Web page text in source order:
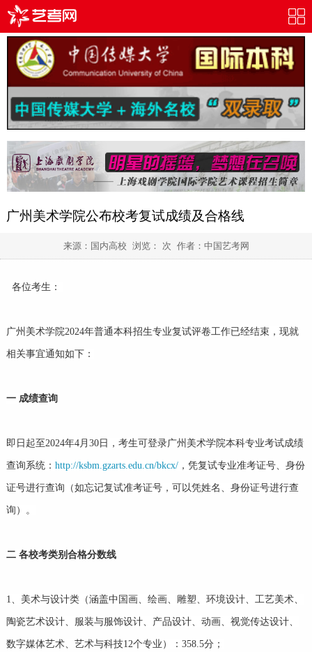
广州美术学院公布校考复试成绩及合格线
来源：国内高校 浏览： 次 作者： 中国艺考网
各位考生：
广州美术学院2024年普通本科招生专业复试评卷工作已经结束，现就
相关事宜通知如下：
一 成绩查询
即日起至2024年4月30日，考生可登录广州美术学院本科专业考试成绩
查询系统： http://ksbm.gzarts.edu.cn/bkcx/，凭复试专业准考证号、身份
证号进行查询（如忘记复试准考证号，可以凭姓名、身份证号进行查
询）。
二 各校考类别合格分数线
1、美术与设计类（涵盖中国画、绘画、雕塑、环境设计、工艺美术、
陶瓷艺术设计、服装与服饰设计、产品设计、动画、视觉传达设计、
数字媒体艺术、艺术与科技12个专业）：358.5分；